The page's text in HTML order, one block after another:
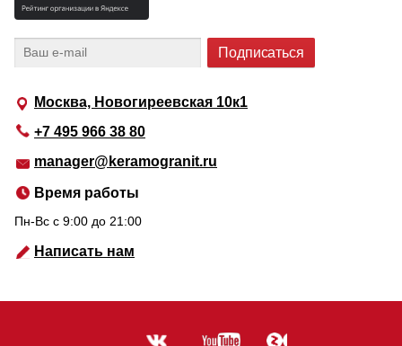
Москва, Новогиреевская 10к1
+7 495 966 38 80
manager@keramogranit.ru
Время работы
Пн-Вс c 9:00 до 21:00
Написать нам